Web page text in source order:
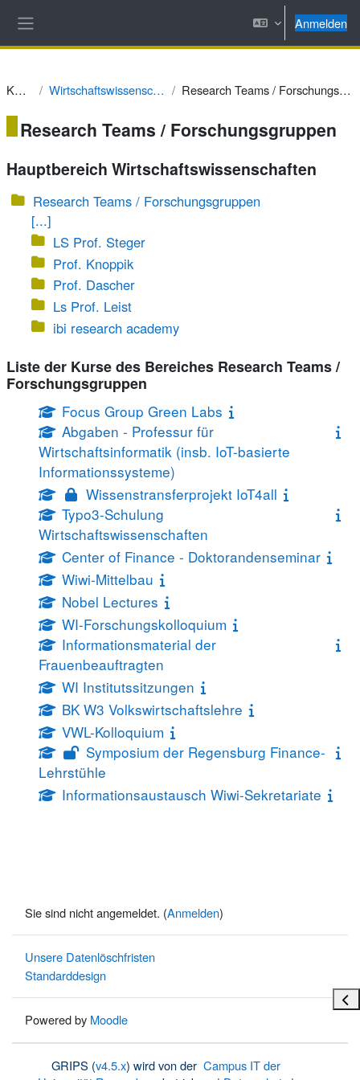
Anmelden
Kurse Wirtschaftswissenschaften Research Teams / Forschungsgruppen
Research Teams / Forschungsgruppen
Hauptbereich Wirtschaftswissenschaften
Research Teams / Forschungsgruppen
[...]
LS Prof. Steger
Prof. Knoppik
Prof. Dascher
Ls Prof. Leist
ibi research academy
Liste der Kurse des Bereiches Research Teams /
Forschungsgruppen
Focus Group Green Labs
Abgaben - Professur für
Wirtschaftsinformatik (insb. IoT-basierte
Informationssysteme)
Wissenstransferprojekt IoT4all
Typo3-Schulung
Wirtschaftswissenschaften
Center of Finance - Doktorandenseminar
Wiwi-Mittelbau
Nobel Lectures
WI-Forschungskolloquium
Informationsmaterial der
Frauenbeauftragten
WI Institutssitzungen
BK W3 Volkswirtschaftslehre
VWL-Kolloquium
Symposium der Regensburg Finance-
Lehrstühle
Informationsaustausch Wiwi-Sekretariate
Sie sind nicht angemeldet. (Anmelden)
Unsere Datenlöschfristen
Standarddesign
Powered by Moodle
GRIPS (v4.5.x) wird von der Campus IT der